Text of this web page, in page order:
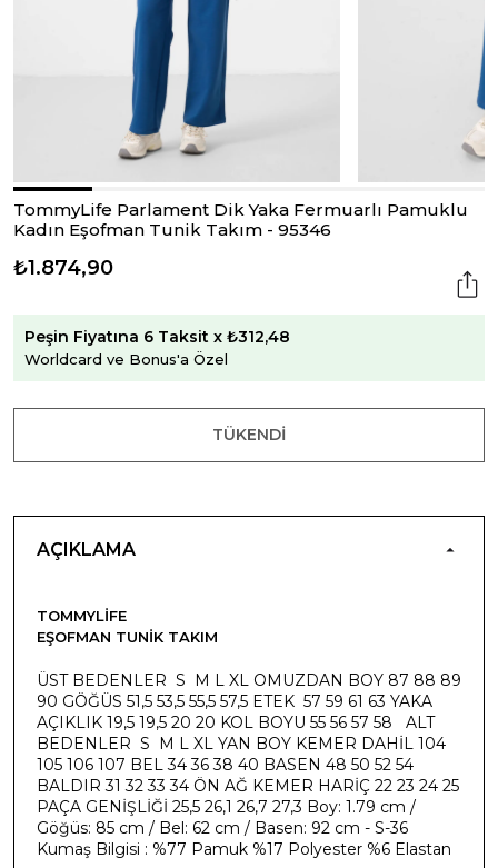
TommyLife Parlament Dik Yaka Fermuarlı Pamuklu
Kadın Eşofman Tunik Takım - 95346
₺1.874,90
Peşin Fiyatına 6 Taksit x ₺312,48
Worldcard ve Bonus'a Özel
TÜKENDI
AÇIKLAMA
TOMMYLIFE
EŞOFMAN TUNIK TAKIM
ÜST BEDENLER S M L XL OMUZDAN BOY 87 88 89
90 GÖĞÜS 51,5 53,5 55,5 57,5 ETEK 57 59 61 63 YAKA
AÇIKLIK 19,5 19,5 20 20 KOL BOYU 55 56 57 58 ALT
BEDENLER S M L XL YAN BOY KEMER DAHİL 104
105 106 107 BEL 34 36 38 40 BASEN 48 50 52 54
BALDIR 31 32 33 34 ÖN AĞ KEMER HARİÇ 22 23 24 25
PAÇA GENİŞLİĞİ 25,5 26,1 26,7 27,3 Boy: 1.79 cm /
Göğüs: 85 cm / Bel: 62 cm / Basen: 92 cm - S-36
Kumaş Bilgisi : %77 Pamuk %17 Polyester %6 Elastan